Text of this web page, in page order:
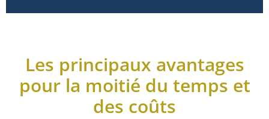
Les principaux avantages
pour la moitié du temps et
des coûts